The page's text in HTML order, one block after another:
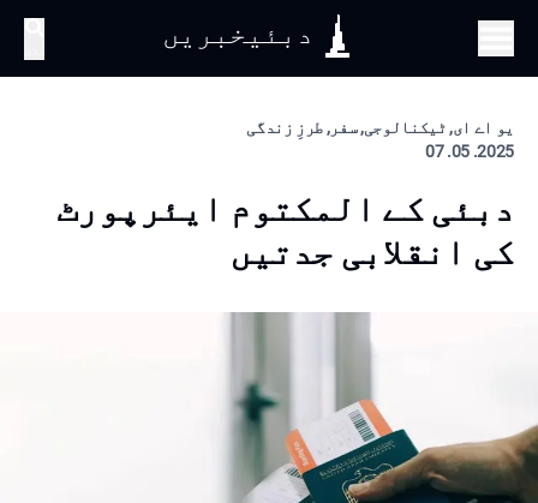
دبئیخبریں
یو اے ای, ٹیکنالوجی, سفر, طرزِ زندگی
2025. 05. 07
دبئی کے المکتوم ایئرپورٹ
کی انقلابی جدتیں